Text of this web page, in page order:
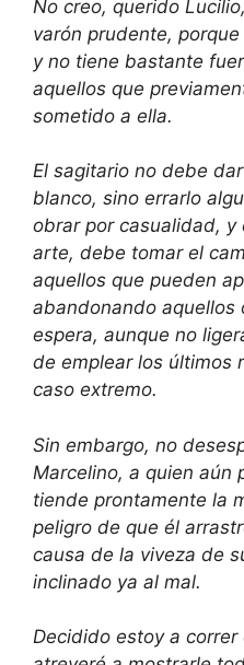
No creo, querido
varón prudente,
y no tiene bastante
aquellos que
sometido a ella.
El sagitario no debe
blanco, sino errarlo
obrar por casualidad, y
arte, debe tomar el
aquellos que pueden
abandonando aquellos
espera, aunque no
de emplear los últimos
caso extremo.
Sin embargo, no
Marcelino, a quien aún
tiende prontamente la
peligro de que él
causa de la viveza de
inclinado ya al mal.
Decidido estoy a correr